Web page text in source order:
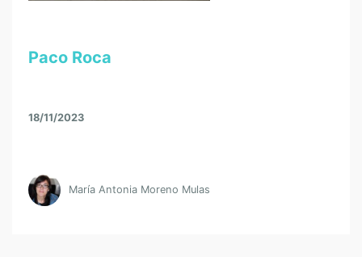
Paco Roca
18/11/2023
María Antonia Moreno Mulas